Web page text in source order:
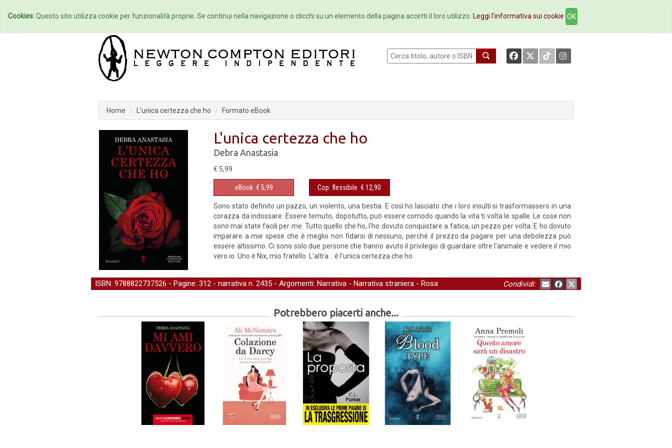
Home Autori Eventi Collane Newsletter Ebookstore Contatti
Home L'unica certezza che ho Formato eBook
L'unica certezza che ho
Debra Anastasia
€ 5,99
eBook € 5,99 Cop. flessibile € 12,90
Sono stato definito un pazzo, un violento, una bestia. E così ho lasciato che i loro insulti si trasformassero in una
corazza da indossare. Essere temuto, dopotutto, può essere comodo quando la vita ti volta le spalle. Le cose non
sono mai state facili per me. Tutto quello che ho, l'ho dovuto conquistare a fatica, un pezzo per volta. E ho dovuto
imparare a mie spese che è meglio non fidarsi di nessuno, perché il prezzo da pagare per una debolezza può
essere altissimo. Ci sono solo due persone che hanno avuto il privilegio di guardare oltre l'animale e vedere il mio
vero io. Uno è Nix, mio fratello. L'altra... è l'unica certezza che ho.
ISBN: 9788822737526 - Pagine: 312 - narrativa n. 2435 - Argomenti: Narrativa - Narrativa straniera - Rosa Condividi:
Potrebbero piacerti anche...
Cookies:Questo sito utilizza cookie per funzionalità proprie. Se continui nella navigazione o clicchi su un elemento della pagina accetti il loro utilizzo. Leggi l'informativa sui cookie OK